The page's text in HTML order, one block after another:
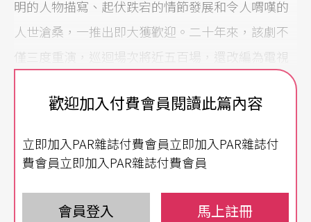
明的人物描寫、起伏跌宕的情節發展和令人喟嘆的
人世滄桑，一推出即大獲歡迎。二十年來，該劇不
僅三度重演，巡迴場次將近五百場，還改編為電視
碼。「這才是真正的話劇！」專業戲迷直言：「對
第一樓》這樣的大戲，無疑是一次人生之中的大
馬出來溜溜，甭三個大戲，一個戲來一幕，水準就
歡迎加入付費會員閱讀此篇內容
立即加入PAR雜誌付費會員立即加入PAR雜誌付
費會員立即加入PAR雜誌付費會員
會員登入 馬上註冊